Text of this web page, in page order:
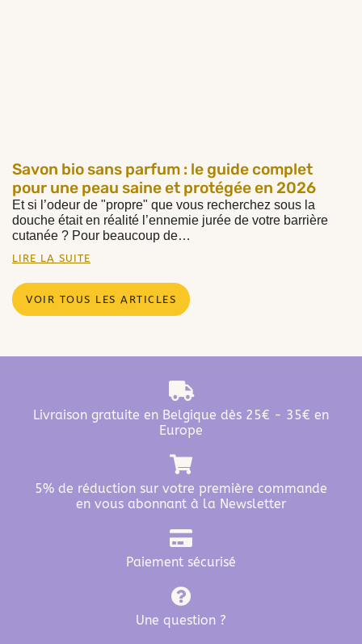
Savon bio sans parfum : le guide complet
pour une peau saine et protégée en 2026
Et si l’odeur de "propre" que vous recherchez sous la
douche était en réalité l’ennemie jurée de votre barrière
cutanée ? Pour beaucoup de…
LIRE LA SUITE
VOIR TOUS LES ARTICLES
Livraison gratuite en Belgique dès 25€ - 35€ en
Europe
5% de réduction sur votre première commande
en vous abonnant à la Newsletter
Paiement sécurisé
Une question ?